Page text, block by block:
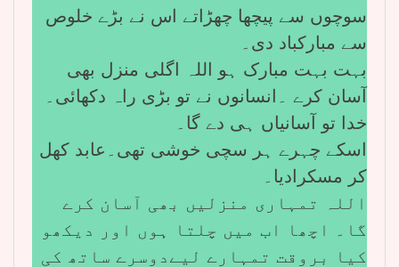
سوچوں سے پیچھا چھڑاتے اس نے بڑے خلوص
سے مبارکباد دی۔
بہت بہت مبارک ہو اللہ اگلی منزل بھی
آسان کرے ۔انسانوں نے تو بڑی راہ دکھائی۔
خدا تو آسانیاں ہی دے گا۔
اسکے چہرے ہر سچی خوشی تھی۔عابد کھل
کر مسکرادیا۔
اللہ تمہاری منزلیں بھی آسان کرے
گا۔ اچھا اب میں چلتا ہوں اور دیکھو
کیا بروقت تمہارے لیےدوسرے ساتھ کی